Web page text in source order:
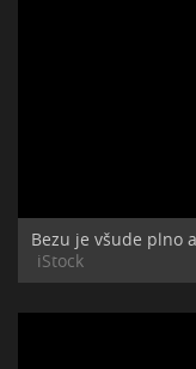
Bezu je všude plno
iStock